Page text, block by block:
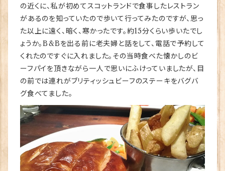
の近くに、私が初めてスコットランドで食事したレストラン
があるのを知っていたので歩いて行ってみたのですが、思っ
た以上に遠く、暗く、寒かったです。約15分くらい歩いたでし
ょうか。B&Bを出る前に老夫婦と話をして、電話で予約して
くれたのですぐに入れました。その当時食べた懐かしのビ
ーフパイを頂きながら一人で思いにふけっていましたが、目
の前では連れがブリティッシュビーフのステーキをバグバ
グ食べてました。